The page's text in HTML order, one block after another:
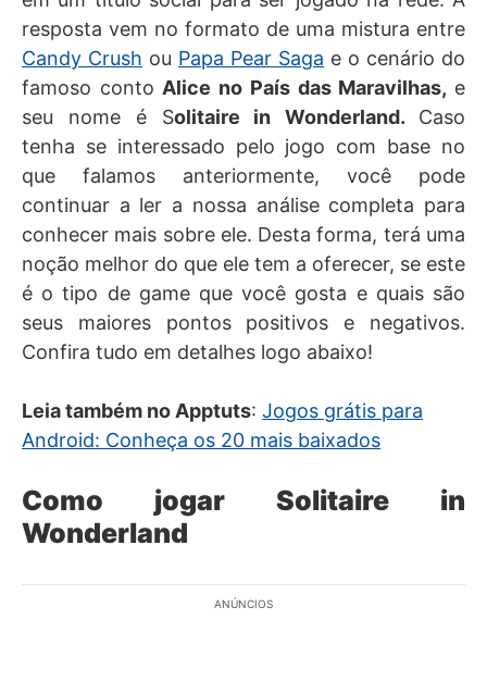
resposta vem no formato de uma mistura entre
Candy Crush ou Papa Pear Saga e o cenário do
famoso conto Alice no País das Maravilhas, e
seu nome é Solitaire in Wonderland. Caso
tenha se interessado pelo jogo com base no
que falamos anteriormente, você pode
continuar a ler a nossa análise completa para
conhecer mais sobre ele. Desta forma, terá uma
noção melhor do que ele tem a oferecer, se este
é o tipo de game que você gosta e quais são
seus maiores pontos positivos e negativos.
Confira tudo em detalhes logo abaixo!
Leia também no Apptuts: Jogos grátis para
Android: Conheça os 20 mais baixados
Como jogar Solitaire in
Wonderland
ANÚNCIOS